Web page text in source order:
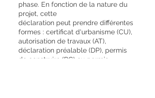
phase. En fonction de la nature du
projet, cette
déclaration peut prendre différentes
formes : certificat d'urbanisme (CU),
autorisation de travaux (AT),
déclaration préalable (DP), permis
de construire (PC) ou permis